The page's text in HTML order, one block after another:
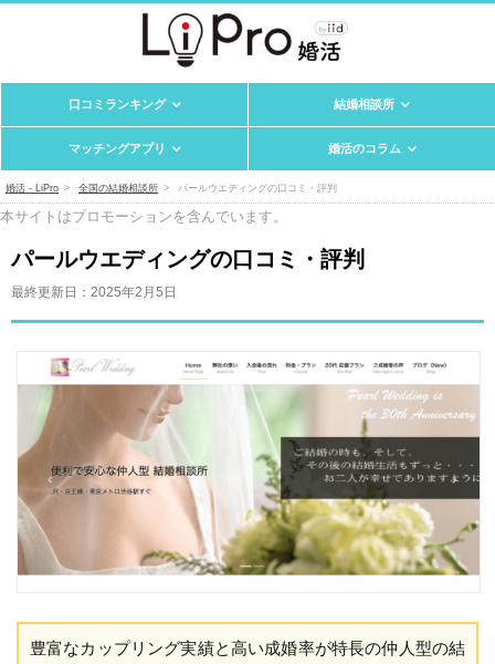
口コミランキング 結婚相談所
マッチングアプリ 婚活のコラム
婚活 - LiPro 全国の結婚相談所 パールウエディングの口コミ・評判
本サイトはプロモーションを含んでいます。
パールウエディングの口コミ・評判
最終更新日： 2025年2月5日
豊富なカップリング実績と高い成婚率が特長の仲人型の結